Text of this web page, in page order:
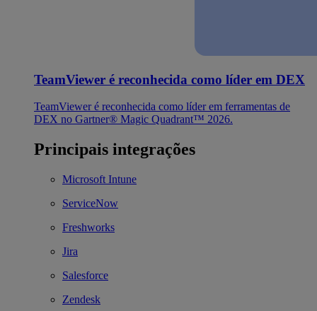
TeamViewer é reconhecida como líder em DEX
TeamViewer é reconhecida como líder em ferramentas de
DEX no Gartner® Magic Quadrant™ 2026.
Principais integrações
Microsoft Intune
ServiceNow
Freshworks
Jira
Salesforce
Zendesk